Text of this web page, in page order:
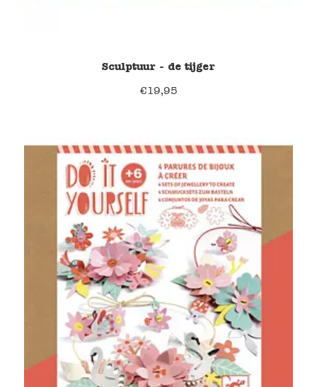
Sculptuur - de tijger
€19,95